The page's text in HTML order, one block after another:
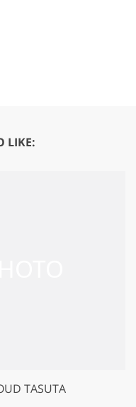
LIKE:
TASUTA